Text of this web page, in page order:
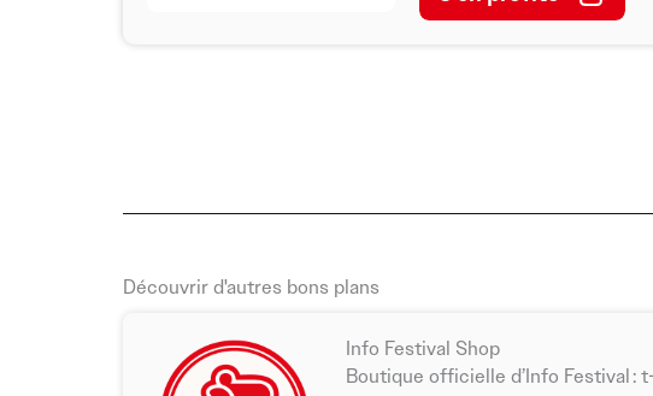
Découvrir d'autres bons plans
Info Festival Shop
Boutique officielle d’Info Festival :